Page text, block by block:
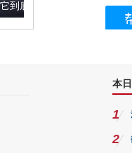
本
1
2